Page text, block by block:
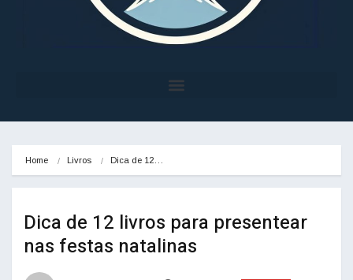
Home Livros Dica de 12…
Dica de 12 livros para presentear
nas festas natalinas